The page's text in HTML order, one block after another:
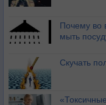
Почему во
мыть
Скучать